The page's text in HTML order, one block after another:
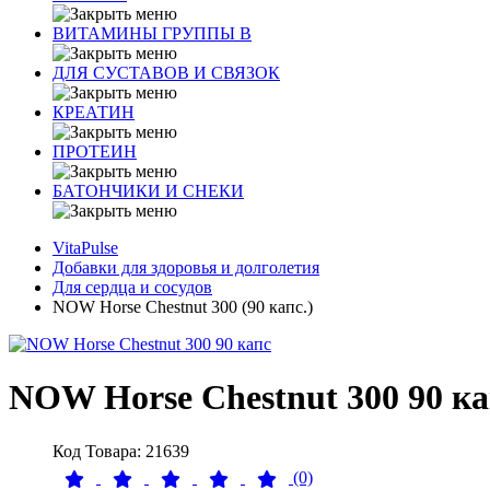
ВИТАМИНЫ ГРУППЫ В
ДЛЯ СУСТАВОВ И СВЯЗОК
КРЕАТИН
ПРОТЕИН
БАТОНЧИКИ И СНЕКИ
VitaPulse
Добавки для здоровья и долголетия
Для сердца и сосудов
NOW Horse Chestnut 300 (90 капс.)
NOW Horse Chestnut 300 90
Код Товара: 21639
(0)